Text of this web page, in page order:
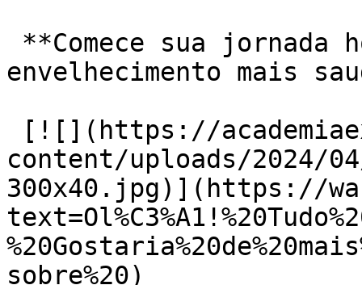
envelhecimento mais
content/uploads/2024/
300x40.jpg)](https://
sobre%20)